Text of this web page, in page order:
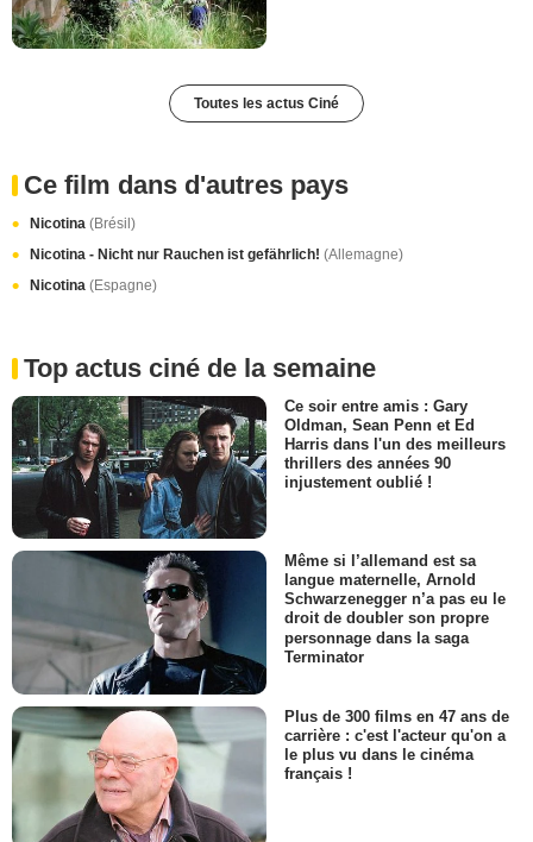
Toutes les actus Ciné
Ce film dans d'autres pays
Nicotina (Brésil)
Nicotina - Nicht nur Rauchen ist gefährlich! (Allemagne)
Nicotina (Espagne)
Top actus ciné de la semaine
Ce soir entre amis : Gary
Oldman, Sean Penn et Ed
Harris dans l'un des meilleurs
thrillers des années 90
injustement oublié !
Même si l’allemand est sa
langue maternelle, Arnold
Schwarzenegger n’a pas eu le
droit de doubler son propre
personnage dans la saga
Terminator
Plus de 300 films en 47 ans de
carrière : c'est l'acteur qu'on a
le plus vu dans le cinéma
français !